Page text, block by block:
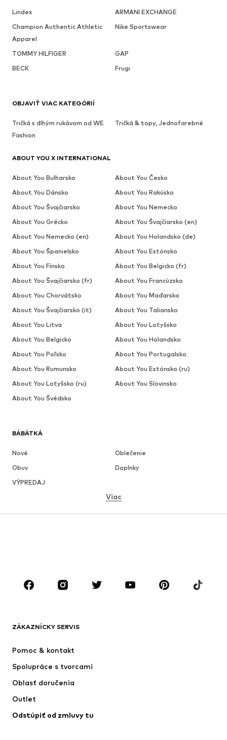
Lindex
ARMANI EXCHANGE
Champion Authentic Athletic
Apparel
Nike Sportswear
TOMMY HILFIGER
GAP
BECK
Frugi
BÁBÄTKÁ
Nové
Oblečenie
Obuv
Doplnky
VÝPREDAJ
ZNAČKY
ADIDAS SPORTSWEAR
ADIDAS PERFORMANCE
Viac
ZÁKAZNÍCKY SERVIS
Pomoc & kontakt
Spolupráce s tvorcami
Oblasť doručenia
Outlet
Odstúpiť od zmluvy tu
OBJAVIŤ VIAC KATEGÓRIÍ
Tričká s dlhým rukávom od WE
Fashion
Tričká & topy, Jednofarebné
ABOUT YOU X INTERNATIONAL
About You Bulharsko
About You Česko
About You Dánsko
About You Rakúsko
About You Švajčiarsko
About You Nemecko
About You Grécko
About You Švajčiarsko (en)
About You Nemecko (en)
About You Holandsko (de)
About You Španielsko
About You Estónsko
About You Fínsko
About You Belgicko (fr)
About You Švajčiarsko (fr)
About You Francúzsko
About You Chorvátsko
About You Maďarsko
About You Švajčiarsko (it)
About You Taliansko
About You Litva
About You Lotyšsko
About You Belgicko
About You Holandsko
About You Poľsko
About You Portugalsko
About You Rumunsko
About You Estónsko (ru)
About You Lotyšsko (ru)
About You Slovinsko
About You Švédsko